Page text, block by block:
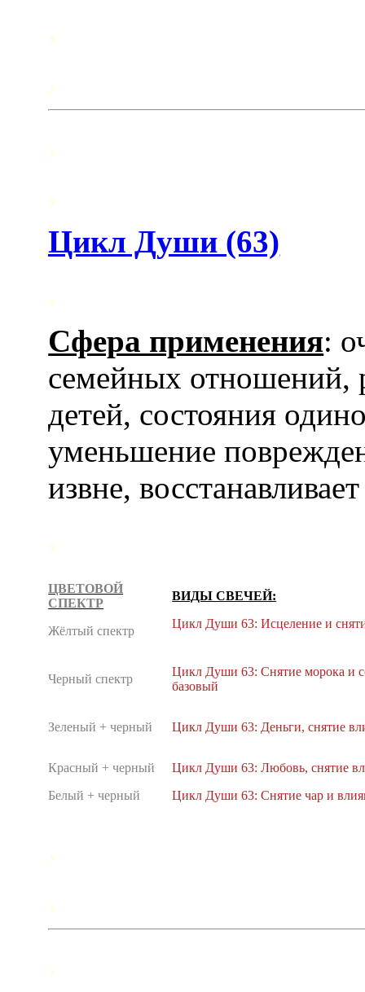
,
,
,
,
Цикл Души (63)
,
Сфера применения:
семейных отношений,
детей, состояния
уменьшение
извне,
,
ЦВЕТОВОЙ
СПЕКТР
Жёлтый спектр
ВИДЫ СВЕЧЕЙ:
Цикл Души 63: Исцеление и
Черный спектр
Цикл Души 63: Снятие морока и
базовый
Зеленый + черный Цикл Души 63: Деньги, снятие
Красный + черный
Белый + черный
Цикл Души 63: Любовь, снятие
Цикл Души 63: Снятие чар и
,
,
,